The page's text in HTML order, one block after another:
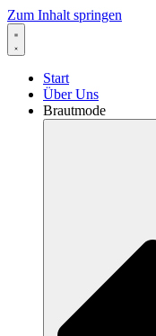
Zum Inhalt springen
Start
Über Uns
Brautmode